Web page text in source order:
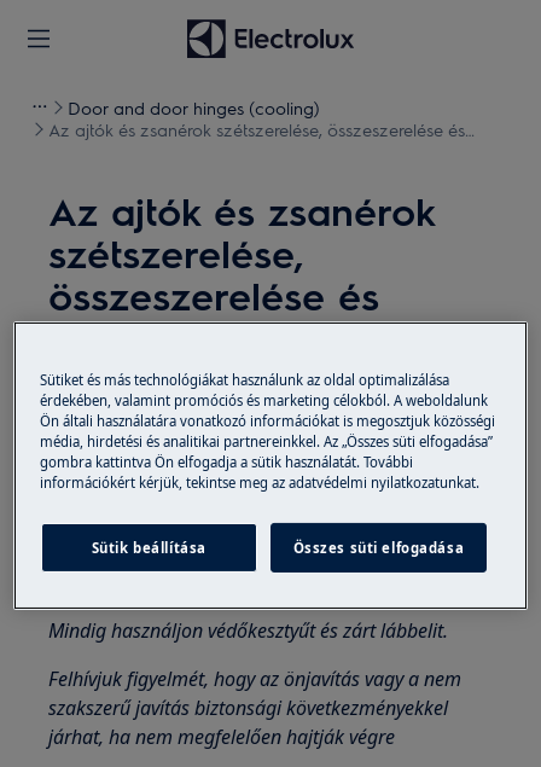
Door and door hinges (cooling)
Az ajtók és zsanérok szétszerelése, összeszerelése és
Az ajtók és zsanérok
szétszerelése,
összeszerelése és
visszafordítása (10)
Megoldás
Minden karbantartási művelet előtt kapcsolja ki a
készüléket, és húzza ki a hálózati csatlakozót az
A készülékek mozgatásakor mindig vigyázzon, nehéz
Mindig használjon védőkesztyűt és zárt lábbelit.
Felhívjuk figyelmét, hogy az önjavítás vagy a nem
szakszerű javítás biztonsági következményekkel
járhat, ha nem megfelelően hajtják végre
Sütiket és más technológiákat használunk az oldal optimalizálása
érdekében, valamint promóciós és marketing célokból. A weboldalunk
Ön általi használatára vonatkozó információkat is megosztjuk közösségi
média, hirdetési és analitikai partnereinkkel. Az „Összes süti elfogadása”
gombra kattintva Ön elfogadja a sütik használatát. További
információkért kérjük, tekintse meg az adatvédelmi nyilatkozatunkat.
Sütik beállítása Összes süti elfogadása